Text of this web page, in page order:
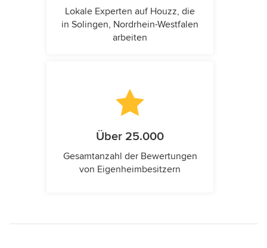
Lokale Experten auf Houzz, die
in Solingen, Nordrhein-Westfalen
arbeiten
Über 25.000
Gesamtanzahl der Bewertungen
von Eigenheimbesitzern